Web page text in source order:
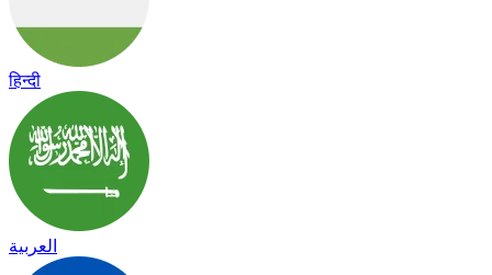
हिन्दी
العربية